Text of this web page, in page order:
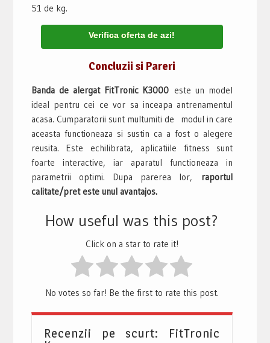
51 de kg.
Verifica oferta de azi!
Concluzii si Pareri
Banda de alergat FitTronic K3000 este un model
ideal pentru cei ce vor sa inceapa antrenamentul
acasa. Cumparatorii sunt multumiti de modul in care
aceasta functioneaza si sustin ca a fost o alegere
reusita. Este echilibrata, aplicatiile fitness sunt
foarte interactive, iar aparatul functioneaza in
parametrii optimi. Dupa parerea lor, raportul
calitate/pret este unul avantajos.
How useful was this post?
Click on a star to rate it!
No votes so far! Be the first to rate this post.
Recenzii pe scurt: FitTronic